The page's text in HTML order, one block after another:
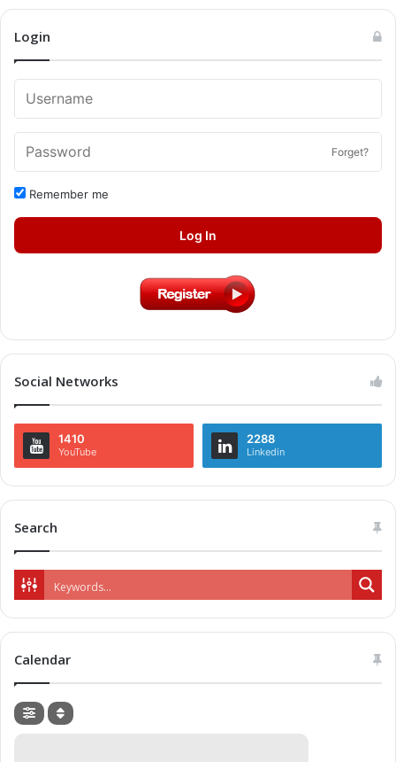
Login
Forget?
Remember me
Log In
Social Networks
1410
YouTube
2288
Linkedin
Search
Calendar